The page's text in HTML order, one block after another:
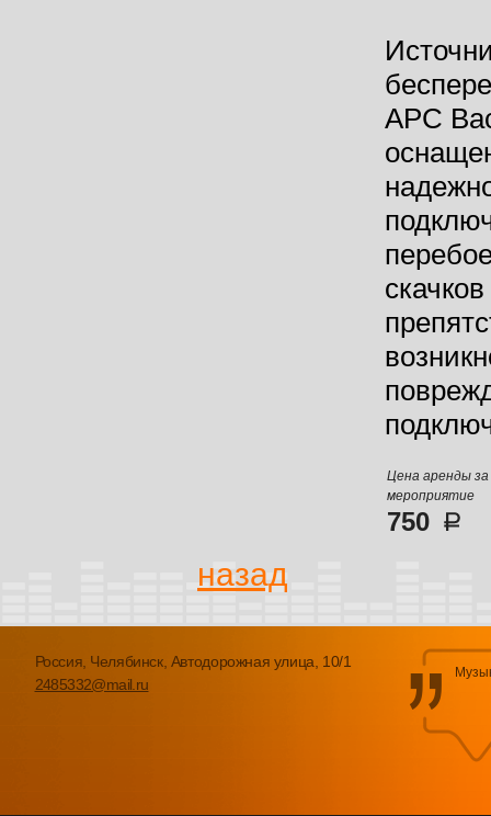
APC
Цена аренды за
мероприятие
750
назад
Россия, Челябинск, Автодорожная улица, 10/1
2485332@mail.ru